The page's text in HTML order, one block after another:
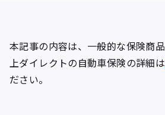
本記事の内容は、一般的な保険商
上ダイレクトの自動車保険の詳細は
ださい。